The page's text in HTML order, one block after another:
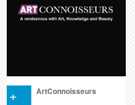
+ ArtConnoisseurs